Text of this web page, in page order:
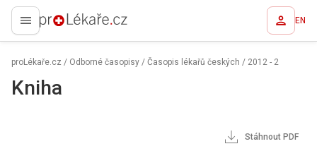
proLékaře.cz EN
proLékaře.cz / Odborné časopisy / Časopis lékařů českých / 2012 - 2
Kniha
Stáhnout PDF